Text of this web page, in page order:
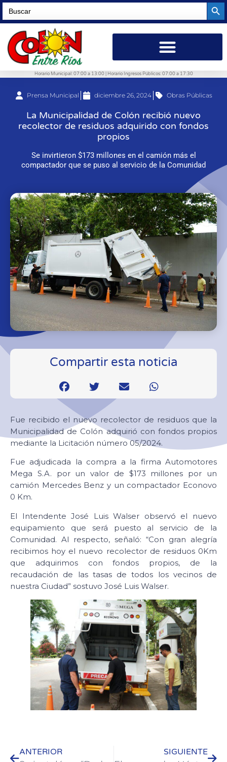
Search
for:
Horario Municipal: 07:00 a 13:00 | Horario Ingresos Públicos: 07:00 a 17:30
Prensa Municipal diciembre 26, 2024 Obras Públicas
La Municipalidad de Colón recibió nuevo
recolector de residuos adquirido con fondos
propios
Se invirtieron $173 millones en el camión más el
compactador que se puso al servicio de la Comunidad
Compartir esta noticia
Fue recibido el nuevo recolector de residuos que la
Municipalidad de Colón adquirió con fondos propios
mediante la Licitación número 05/2024.
Fue adjudicada la compra a la firma Automotores
Mega S.A. por un valor de $173 millones por un
camión Mercedes Benz y un compactador Econovo
0 Km.
El Intendente José Luis Walser observó el nuevo
equipamiento que será puesto al servicio de la
Comunidad. Al respecto, señaló: “Con gran alegría
recibimos hoy el nuevo recolector de residuos 0Km
que adquirimos con fondos propios, de la
recaudación de las tasas de todos los vecinos de
nuestra Ciudad” sostuvo José Luis Walser.
ANTERIOR SIGUIENTE